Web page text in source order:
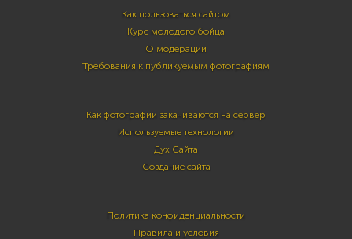
Как пользоваться сайтом
Курс молодого бойца
О модерации
Требования к публикуемым фотографиям
Как фотографии закачиваются на сервер
Используемые технологии
Дух Сайта
Создание сайта
Политика конфиденциальности
Правила и условия